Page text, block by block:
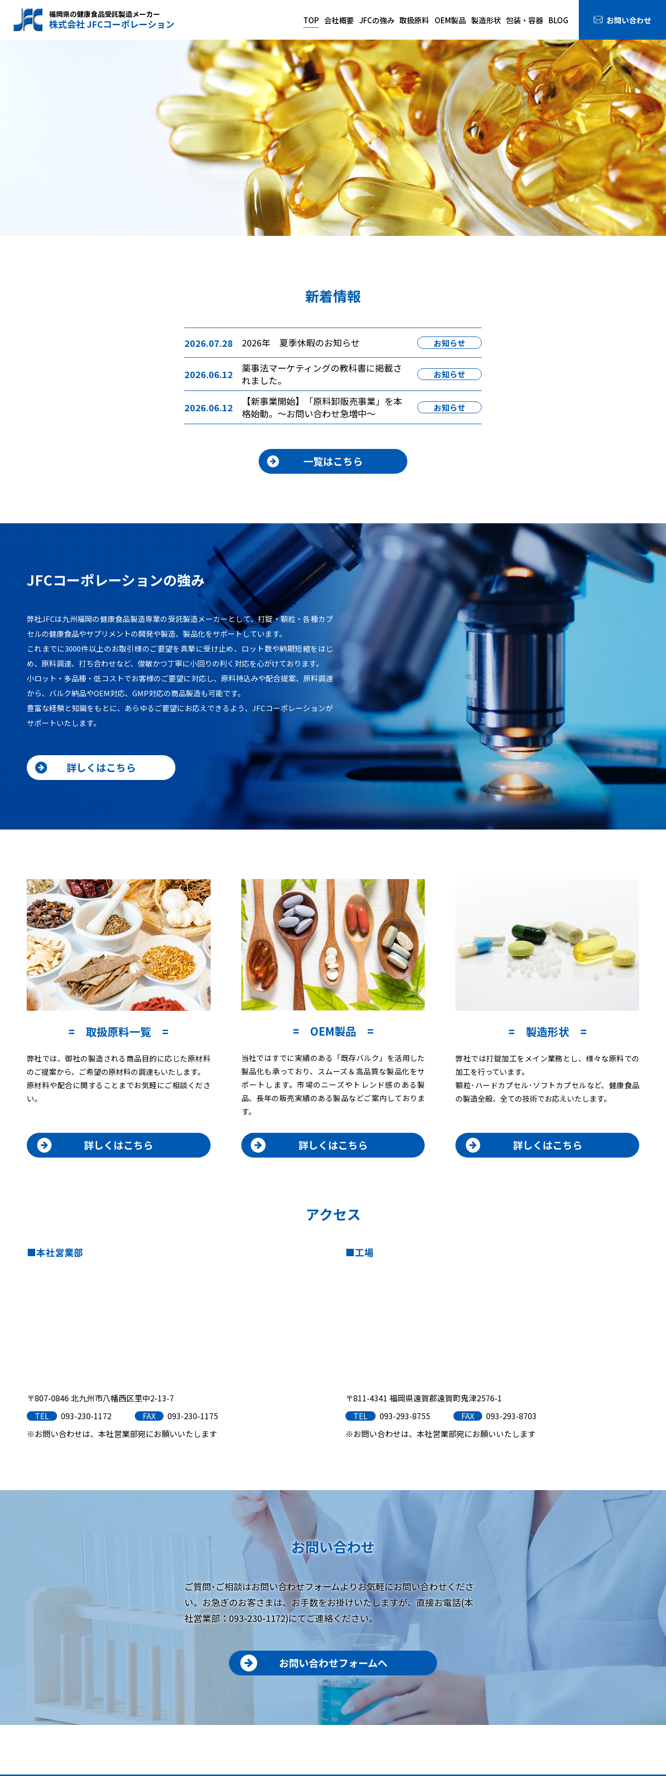
福岡県の健康食品受託製造メーカー
株式会社 JFCコーポレーション TOP 会社概要 JFCの強み 取扱原料 OEM製品 製造形状 包装・容器 BLOG お問い合わせ
新着情報
2026.07.28 2026年 夏季休暇のお知らせ お知らせ
2026.06.12
薬事法マーケティングの教科書に掲載さ
れました。
お知らせ
2026.06.12
【新事業開始】「原料卸販売事業」を本
格始動。〜お問い合わせ急増中〜
お知らせ
一覧はこちら
JFCコーポレーションの強み
弊社JFCは九州福岡の健康食品製造専業の受託製造メーカーとして、打錠・顆粒・各種カプ
セルの健康食品やサプリメントの開発や製造、製品化をサポートしています。
これまでに3000件以上のお取引様のご要望を真摯に受け止め、ロット数や納期短縮をはじ
め、原料調達、打ち合わせなど、俊敏かつ丁寧に小回りの利く対応を心がけております。
小ロット・多品種・低コストでお客様のご要望に対応し、原料持込みや配合提案、原料調達
から、バルク納品やOEM対応、GMP対応の商品製造も可能です。
豊富な経験と知識をもとに、あらゆるご要望にお応えできるよう、JFCコーポレーションが
サポートいたします。
詳しくはこちら
取扱原料一覧
弊社では、御社の製造される商品目的に応じた原材料
のご提案から、ご希望の原材料の調達もいたします。
原材料や配合に関することまでお気軽にご相談くださ
い。
詳しくはこちら
OEM製品
当社ではすでに実績のある「既存バルク」を活用した
製品化も承っており、スムーズ＆高品質な製品化をサ
ポートします。市場のニーズやトレンド感のある製
品、長年の販売実績のある製品などご案内しておりま
す。
詳しくはこちら
製造形状
弊社では打錠加工をメイン業務とし、様々な原料での
加工を行っています。
顆粒･ハードカプセル･ソフトカプセルなど、健康食品
の製造全般、全ての技術でお応えいたします。
詳しくはこちら
アクセス
本社営業部
〒807-0846 北九州市八幡西区里中2-13-7
TEL
093-230-1172 FAX
093-230-1175
※お問い合わせは、本社営業部宛にお願いいたします
工場
〒811-4341 福岡県遠賀郡遠賀町鬼津2576-1
TEL
093-293-8755 FAX
093-293-8703
※お問い合わせは、本社営業部宛にお願いいたします
お問い合わせ
ご質問･ご相談はお問い合わせフォームよりお気軽にお問い合わせくださ
い。お急ぎのお客さまは、お手数をお掛けいたしますが、直接お電話(本
社営業部：093-230-1172)にてご連絡ください。
お問い合わせフォームへ